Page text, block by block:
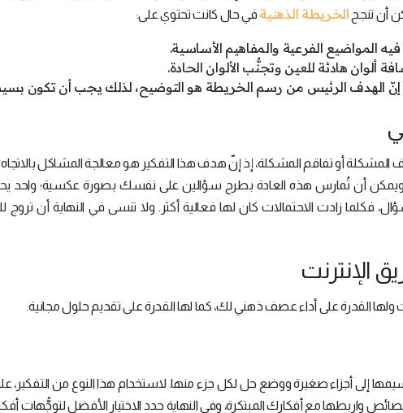
أن تنجح الخريطة الذهنية في حال كانت تحتوي على:
المواضيع الفرعية والمفاهيم الأساسية.
ألوان هادئة للعين وتجنُّب الألوان الحادة.
إنّ الهدف الرئيس من رسم الخريطة هو التوضيح، لذلك يجب أن تكون
المشكلة أو تفاقم المشكلة، إذ إنّ هدف هذا التفكير هو معالجة المشاكل
ويمكن أن تُمارس هذه العادة بطرح سؤالين على نفسك بصورة عكسية؛ واحد
فكلما زادت الاحتمالات كان لها فعالية أكثر. ولا تنسى في النهاية أن تروج
ولها القدرة على أداء عصف ذهني لك، كما لها القدرة على تقديم حلول مجانية.
إلى أجزاء صغيرة ووضع حل لكل جزء منها. لاستخدام هذا النوع من التفكير،
واربطها مع أفكارك المبتكرة، وفي النهاية حدد الاختيار الأفضل لتوجُّهات